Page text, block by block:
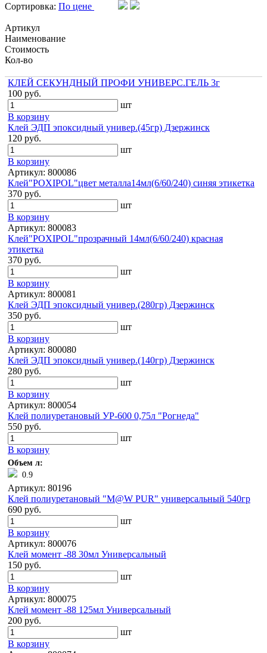
Сортировка: По цене
Артикул
Наименование
Стоимость
Кол-во
КЛЕЙ СЕКУНДНЫЙ ПРОФИ УНИВЕРС.ГЕЛЬ 3г
100 руб.
шт
В корзину
Клей ЭДП эпоксидный универ.(45гр) Дзержинск
120 руб.
шт
В корзину
Артикул: 800086
Клей"POXIPOL"цвет металла14мл(6/60/240) синяя этикетка
370 руб.
шт
В корзину
Артикул: 800083
Клей"POXIPOL"прозрачный 14мл(6/60/240) красная
этикетка
370 руб.
шт
В корзину
Артикул: 800081
Клей ЭДП эпоксидный универ.(280гр) Дзержинск
350 руб.
шт
В корзину
Артикул: 800080
Клей ЭДП эпоксидный универ.(140гр) Дзержинск
280 руб.
шт
В корзину
Артикул: 800054
Клей полиуретановый УР-600 0,75л "Рогнеда"
550 руб.
шт
В корзину
Объем л:
0.9
Артикул: 80196
Клей полиуретановый "M@W PUR" универсальный 540гр
690 руб.
шт
В корзину
Артикул: 800076
Клей момент -88 30мл Универсальный
150 руб.
шт
В корзину
Артикул: 800075
Клей момент -88 125мл Универсальный
200 руб.
шт
В корзину